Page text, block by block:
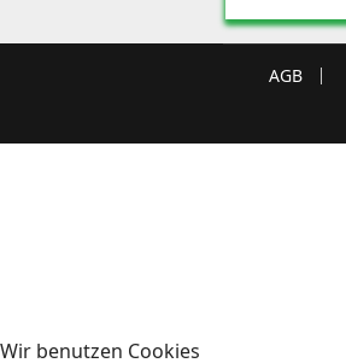
AGB
Wir benutzen Cookies